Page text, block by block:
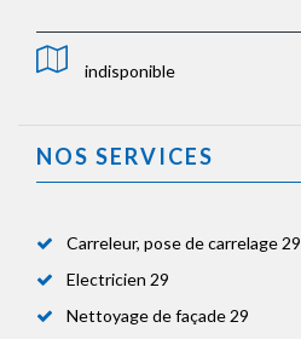
indisponible
NOS SERVICES
Carreleur, pose de carrelage 29
Electricien 29
Nettoyage de façade 29